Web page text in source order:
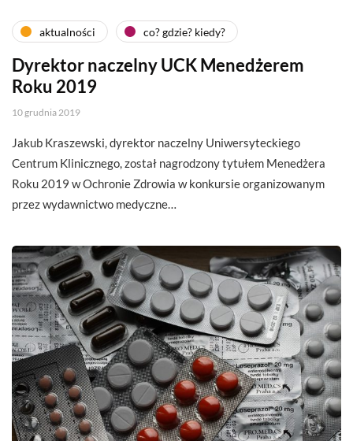
aktualności co? gdzie? kiedy?
Dyrektor naczelny UCK Menedżerem
Roku 2019
10 grudnia 2019
Jakub Kraszewski, dyrektor naczelny Uniwersyteckiego
Centrum Klinicznego, został nagrodzony tytułem Menedżera
Roku 2019 w Ochronie Zdrowia w konkursie organizowanym
przez wydawnictwo medyczne…